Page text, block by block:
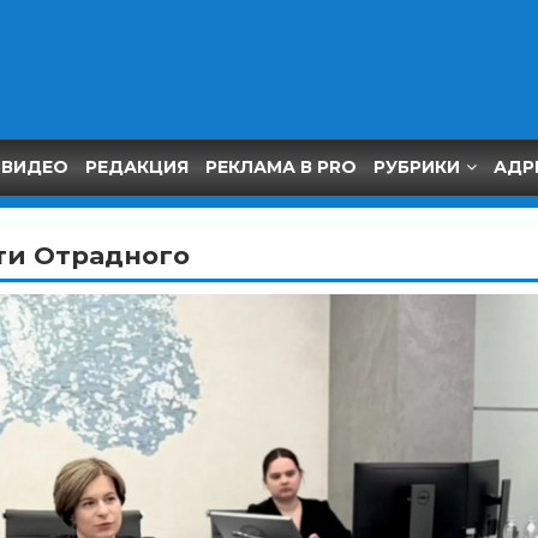
ВИДЕО РЕДАКЦИЯ РЕКЛАМА В PRO РУБРИКИ
Отрадного